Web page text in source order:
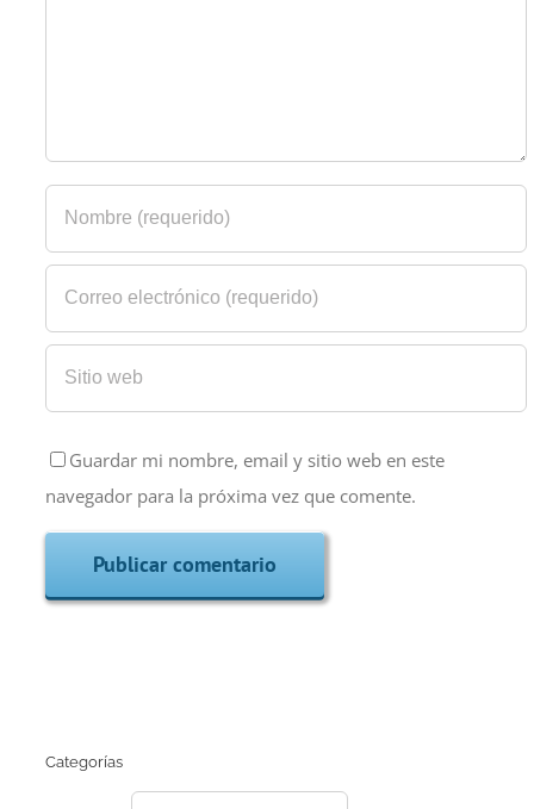
Guardar mi nombre, email y sitio web en este
navegador para la próxima vez que comente.
Categorías